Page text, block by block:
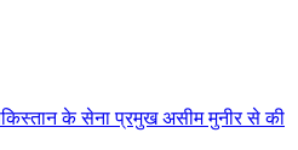
के सेना प्रमुख असीम मुनीर से की